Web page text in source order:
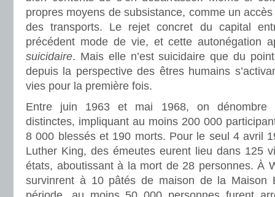
propres moyens de subsistance, comme un
des transports. Le rejet concret du capital
précédent mode de vie, et cette autonégation
suicidaire. Mais elle n’est suicidaire que du
depuis la perspective des êtres humains
vies pour la première fois.
Entre juin 1963 et mai 1968, on dénombre
distinctes, impliquant au moins 200 000
8 000 blessés et 190 morts. Pour le seul 4 avril
Luther King, des émeutes eurent lieu dans 125
états, aboutissant à la mort de 28 personnes. À
survinrent à 10 pâtés de maison de la Maison